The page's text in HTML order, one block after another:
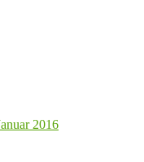
2016